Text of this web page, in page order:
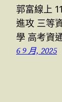
郭富線上
進攻 三等
學 高考資
6 9 月, 2025